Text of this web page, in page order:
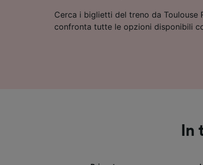
Cerca i biglietti del treno da Toulouse
confronta tutte le opzioni disponibili
In